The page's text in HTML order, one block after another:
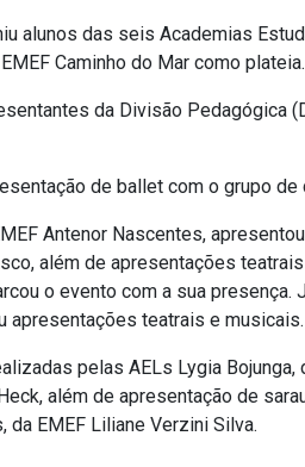
alunos das seis Academias
Caminho do Mar como plateia.
da Divisão Pedagógica
de ballet com o grupo de
Antenor Nascentes,
além de apresentações
o evento com a sua presença.
apresentações teatrais e musicais.
pelas AELs Lygia Bojunga,
além de apresentação de
da EMEF Liliane Verzini Silva.